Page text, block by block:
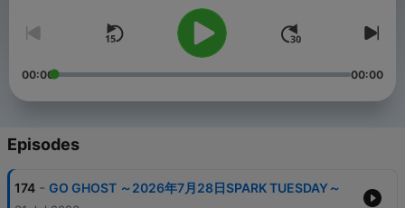
00:00 00:00
Episodes
174 - GO GHOST ～2026年7月28日SPARK TUESDAY～